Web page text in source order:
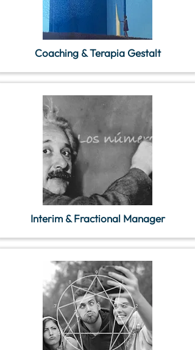
Coaching & Terapia Gestalt
Interim & Fractional Manager